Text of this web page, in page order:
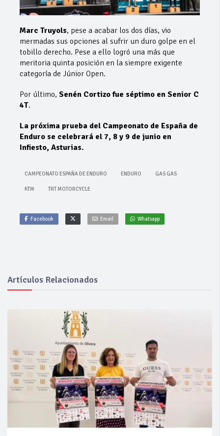
Marc Truyols, pese a acabar los dos días, vio
mermadas sus opciones al sufrir un duro golpe en el
tobillo derecho. Pese a ello logró una más que
meritoria quinta posición en la siempre exigente
categoría de Júnior Open.
Por último, Senén Cortizo fue séptimo en Senior C
4T.
La próxima prueba del Campeonato de España de
Enduro se celebrará el 7, 8 y 9 de junio en
Infiesto, Asturias.
CAMPEONATO ESPAÑA DE ENDURO ENDURO GAS GAS
KTM TRT MOTORCYCLE
Facebook Email Whatsapp
Artículos Relacionados